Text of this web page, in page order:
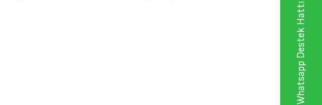
Whatsapp Destek Hattı